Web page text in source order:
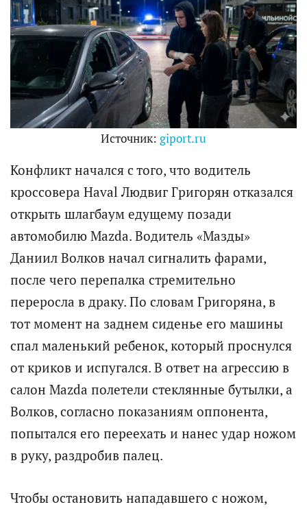
Источник: giport.ru
Конфликт начался с того, что водитель
кроссовера Haval Людвиг Григорян отказался
открыть шлагбаум едущему позади
автомобилю Mazda. Водитель «Мазды»
Даниил Волков начал сигналить фарами,
после чего перепалка стремительно
переросла в драку. По словам Григоряна, в
тот момент на заднем сиденье его машины
спал маленький ребенок, который проснулся
от криков и испугался. В ответ на агрессию в
салон Mazda полетели стеклянные бутылки, а
Волков, согласно показаниям оппонента,
попытался его переехать и нанес удар ножом
в руку, раздробив палец.
Чтобы остановить нападавшего с ножом,